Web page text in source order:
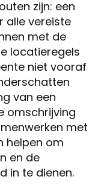
zijn: een
alle vereiste
met de
locatieregels
niet vooraf
van een
omschrijving
met
helpen om
en de
in te dienen.